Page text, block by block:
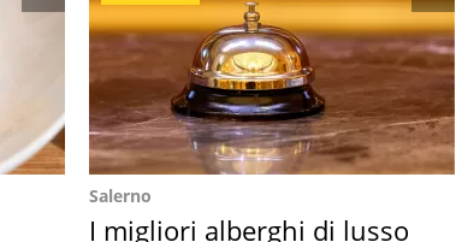
Salerno
I migliori alberghi di lusso